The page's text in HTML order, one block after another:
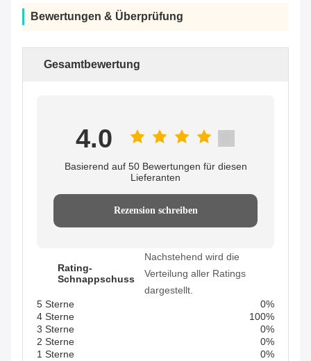
Bewertungen & Überprüfung
Gesamtbewertung
4.0
Basierend auf 50 Bewertungen für diesen
Lieferanten
Rezension schreiben
Rating-
Schnappschuss
Nachstehend wird die
Verteilung aller Ratings
dargestellt.
5 Sterne
0%
4 Sterne
100%
3 Sterne
0%
2 Sterne
0%
1 Sterne
0%